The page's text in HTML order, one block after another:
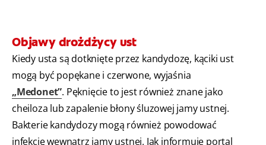
Objawy drożdżycy ust
Kiedy usta są dotknięte przez kandydozę, kąciki ust
mogą być popękane i czerwone, wyjaśnia
„Medonet”. Pęknięcie to jest również znane jako
cheiloza lub zapalenie błony śluzowej jamy ustnej.
Bakterie kandydozy mogą również powodować
infekcję wewnątrz jamy ustnej. Jak informuje portal